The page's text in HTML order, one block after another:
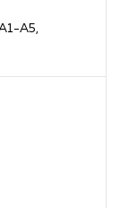
свойства
метизам из
цветных
А5,